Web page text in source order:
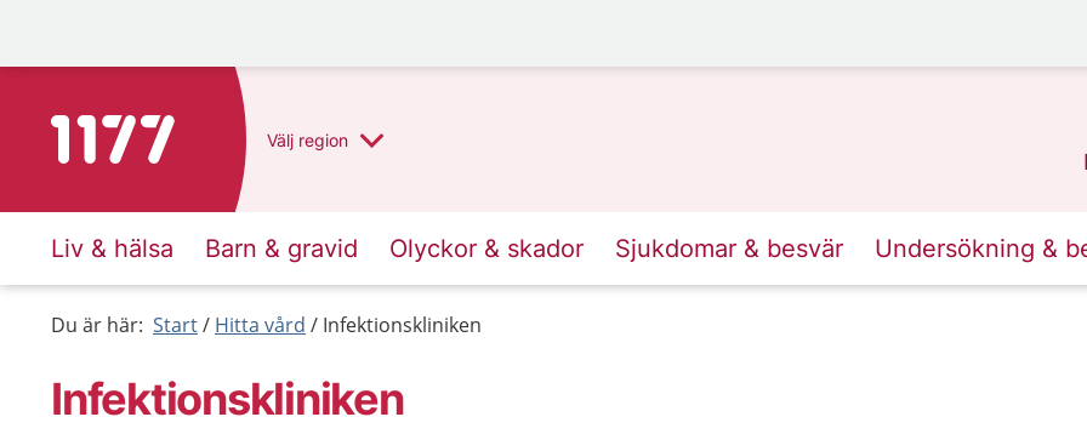
Till startsidan för 1177 Välj region
Liv & hälsa Barn & gravid Olyckor & skador Sjukdomar & besvär Undersökning &
Du är här: Start Hitta vård Infektionskliniken
Infektionskliniken